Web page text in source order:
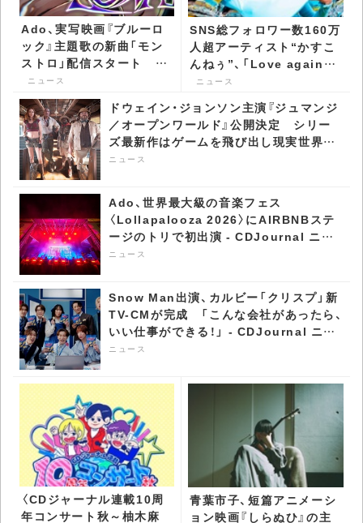
Ado、実写映画『ブルーロ
ック』主題歌の新曲「モン
ストロ」配信スタート 疾
走感溢れるエネルギッシ
ュなMV公開 -
CDJournal ニュース
ニュース
SNS総フォロワー数160万
人超アーティスト“かすこ
んねぅ”、「Love again」
をカヴァー・リリース -
CDJournal ニュース
ニュース
ドウェイン・ジョンソン主演『ジュマンジ
／オープンワールド』公開決定 シリー
ズ最新作はゲームを飛び出し現実世界へ
- CDJournal ニュース
ニュース
Ado、世界最大級の音楽フェス
〈Lollapalooza 2026〉にAIRBNBステ
ージのトリで初出演 - CDJournal ニュ
ース
ニュース
Snow Man出演、カルビー「クリスプ」新
TV-CMが完成 「こんな会社があったら、
いい仕事ができる！」 - CDJournal ニュ
ース
ニュース
〈CDジャーナル連載10周
年コンサート秋～柚木麻
青葉市子、短篇アニメーシ
ョン映画『しらぬひ』の主